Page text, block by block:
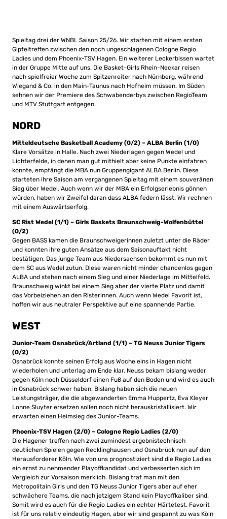
Spieltag drei der WNBL Saison 25/26. Wir starten mit einem ersten
Gipfeltreffen zwischen den noch ungeschlagenen Cologne Regio
Ladies und dem Phoenix-TSV Hagen. Ein weiterer Leckerbissen wartet
in der Gruppe Mitte auf uns. Die Basket-Girls Rhein-Neckar reisen
nach spielfreier Woche zum Spitzenreiter nach Nürnberg, während
Wiegand & Co. in den Main-Taunus nach Hofheim müssen. Im Süden
sehnen wir der Premiere des Schwabenderbys zwischen RegioTeam
und MTV Stuttgart entgegen.
NORD
Mitteldeutsche Basketball Academy (0/2) – ALBA Berlin (1/0)
Klare Vorsätze in Halle. Nach zwei Niederlagen gegen Wedel und
Lichterfelde, in denen man gut mithielt aber keine Punkte einfahren
konnte, empfängt die MBA nun Gruppengigant ALBA Berlin. Diese
starteten ihre Saison am vergangenen Spieltag mit einem souveränen
Sieg über Wedel. Auch wenn wir der MBA ein Erfolgserlebnis gönnen
würden, haben wir Zweifel daran dass ALBA federn lässt. Wir rechnen
mit einem Auswärtserfolg.
SC Rist Wedel (1/1) – Girls Baskets Braunschweig-Wolfenbüttel
(0/2)
Gegen BASS kamen die Braunschweigerinnen zuletzt unter die Räder
und konnten ihre guten Ansätze aus dem Saisonauftakt nicht
bestätigen. Das junge Team aus Niedersachsen bekommt es nun mit
dem SC aus Wedel zutun. Diese waren nicht minder chancenlos gegen
ALBA und stehen nach einem Sieg und einer Niederlage im Mittelfeld.
Braunschweig winkt bei einem Sieg aber der vierte Platz und damit
das Vorbeiziehen an den Risterinnen. Auch wenn Wedel Favorit ist,
hoffen wir aus neutraler Perspektive auf eine spannende Partie.
WEST
Junior-Team Osnabrück/Artland (1/1) – TG Neuss Junior Tigers
(0/2)
Osnabrück konnte seinen Erfolg aus Woche eins in Hagen nicht
wiederholen und unterlag am Ende klar. Neuss bekam bislang weder
gegen Köln noch Düsseldorf einen Fuß auf den Boden und wird es auch
in Osnabrück schwer haben. Bislang haben sich die neuen
Leistungsträger, die die abgewanderten Emma Huppertz, Eva Kleyer
Lonne Sluyter ersetzen sollen noch nicht herauskristallisiert. Wir
erwarten einen Heimsieg des Junior-Teams.
Phoenix-TSV Hagen (2/0) – Cologne Regio Ladies (2/0)
Die Hagener treffen nach zwei zumindest ergebnistechnisch
deutlichen Spielen gegen Recklinghausen und Osnabrück nun auf den
Herausforderer Köln. Wie von uns prognostiziert sind die Regio Ladies
ein ernst zu nehmender Playoffkandidat und verbesserten sich im
Vergleich zur Vorsaison merklich. Bislang traf man mit den
Metropolitain Girls und den TG Neuss Junior Tigers aber auf eher
schwächere Teams, die nach jetzigem Stand kein Playoffkaliber sind.
Somit wird es auch für die Regio Ladies ein echter Härtetest. Favorit
ist für uns relativ eindeutig Hagen, aber wir sind gespannt zu was Köln